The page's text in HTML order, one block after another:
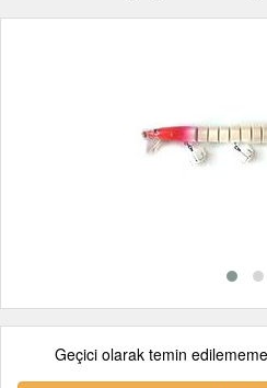
Geçici olarak temin